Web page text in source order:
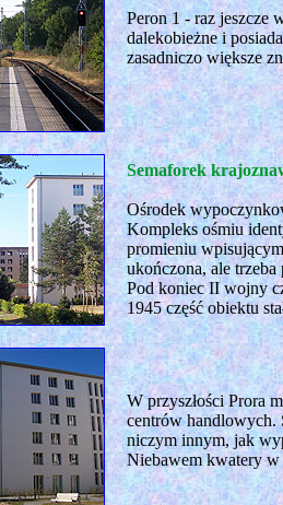
Peron 1 - raz jeszcze
dalekobieżne i
zasadniczo większe
Semaforek
Ośrodek
Kompleks ośmiu
promieniu
ukończona, ale
Pod koniec II wojny
1945 część obiektu
W przyszłości Prora
centrów handlowych.
niczym innym, jak
Niebawem kwatery